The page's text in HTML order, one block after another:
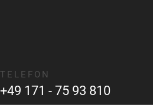
TELEFON
+49 171 - 75 93 810